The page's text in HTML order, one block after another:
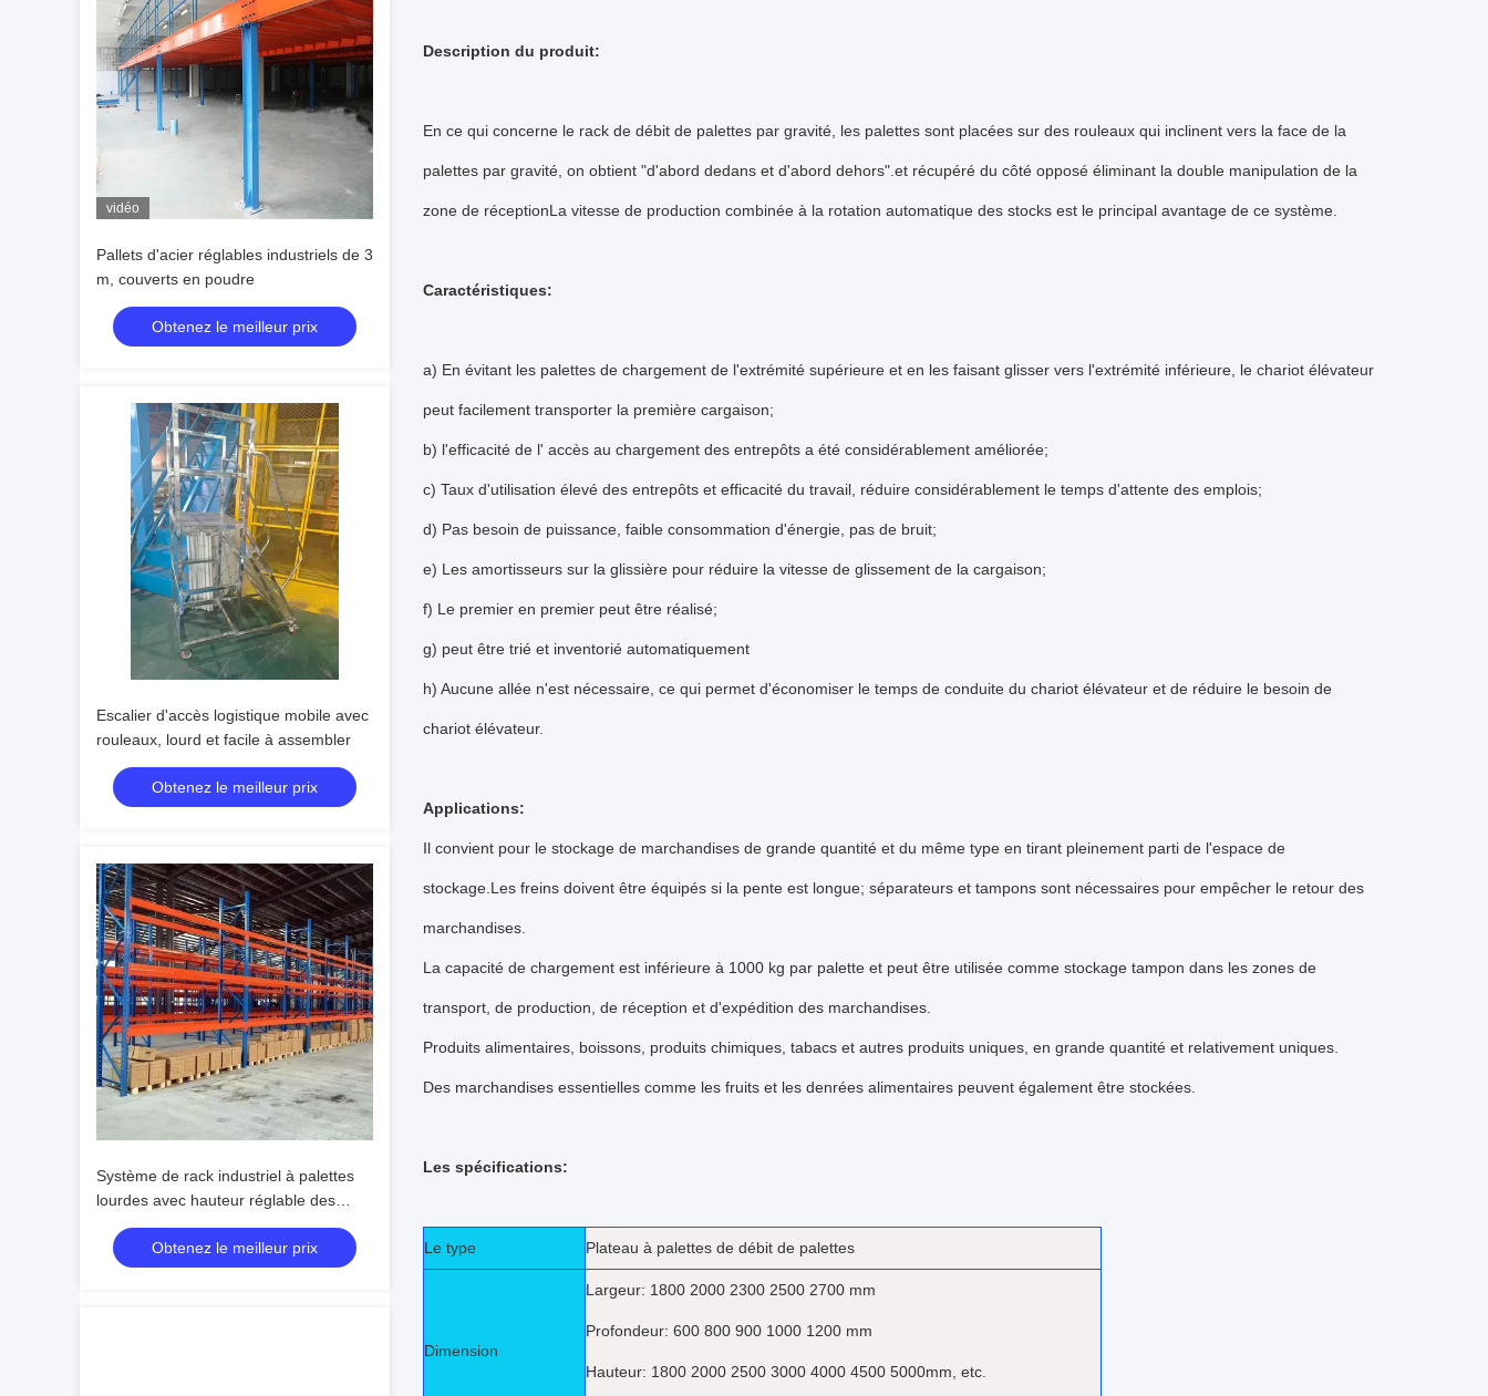
vidéo
Pallets d'acier réglables industriels de 3
m, couverts en poudre
Obtenez le meilleur prix
Escalier d'accès logistique mobile avec
rouleaux, lourd et facile à assembler
Obtenez le meilleur prix
Système de rack industriel à palettes
lourdes avec hauteur réglable des
étagères
Obtenez le meilleur prix
Description du produit:
En ce qui concerne le rack de débit de palettes par gravité, les palettes sont placées sur des rouleaux qui inclinent vers la face de la
palettes par gravité, on obtient "d'abord dedans et d'abord dehors".et récupéré du côté opposé éliminant la double manipulation de la
zone de réceptionLa vitesse de production combinée à la rotation automatique des stocks est le principal avantage de ce système.
Caractéristiques:
a) En évitant les palettes de chargement de l'extrémité supérieure et en les faisant glisser vers l'extrémité inférieure, le chariot élévateur
peut facilement transporter la première cargaison;
b) l'efficacité de l' accès au chargement des entrepôts a été considérablement améliorée;
c) Taux d'utilisation élevé des entrepôts et efficacité du travail, réduire considérablement le temps d'attente des emplois;
d) Pas besoin de puissance, faible consommation d'énergie, pas de bruit;
e) Les amortisseurs sur la glissière pour réduire la vitesse de glissement de la cargaison;
f) Le premier en premier peut être réalisé;
g) peut être trié et inventorié automatiquement
h) Aucune allée n'est nécessaire, ce qui permet d'économiser le temps de conduite du chariot élévateur et de réduire le besoin de
chariot élévateur.
Applications:
Il convient pour le stockage de marchandises de grande quantité et du même type en tirant pleinement parti de l'espace de
stockage.Les freins doivent être équipés si la pente est longue; séparateurs et tampons sont nécessaires pour empêcher le retour des
marchandises.
La capacité de chargement est inférieure à 1000 kg par palette et peut être utilisée comme stockage tampon dans les zones de
transport, de production, de réception et d'expédition des marchandises.
Produits alimentaires, boissons, produits chimiques, tabacs et autres produits uniques, en grande quantité et relativement uniques.
Des marchandises essentielles comme les fruits et les denrées alimentaires peuvent également être stockées.
Les spécifications:
Le type Plateau à palettes de débit de palettes
Dimension
Largeur: 1800 2000 2300 2500 2700 mm
Profondeur: 600 800 900 1000 1200 mm
Hauteur: 1800 2000 2500 3000 4000 4500 5000mm, etc.